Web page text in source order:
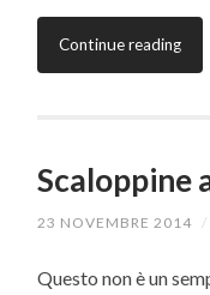
Continue reading
Scaloppine
23 NOVEMBRE 2014 /
Questo non è un